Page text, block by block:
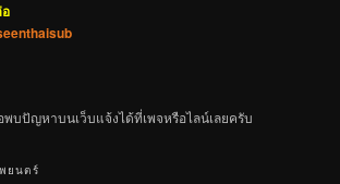
บปัญหาบนเว็บแจ้งได้ที่เพจหรือไลน์เลยครับ
ยนตร์